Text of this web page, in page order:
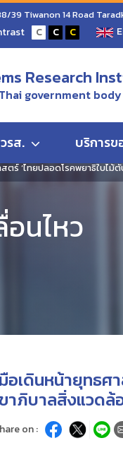
39 Tiwanon 14 Road
C C C
Research
government
รส. บริการข
ร์ ‘ไทยปลอดโรคพยาธิใบไ
นไหว
เดินหน้ายุทธศา
าภิบาลสิ่งแวด
on :